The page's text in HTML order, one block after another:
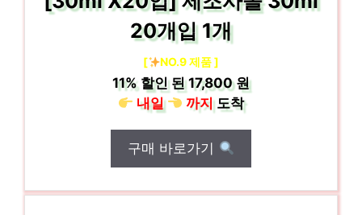
20개입 1개
[ NO.9 제품 ]
11%할인 된17,800 원
내일
까지도착
구매 바로가기